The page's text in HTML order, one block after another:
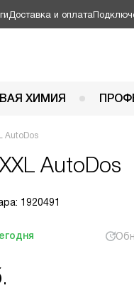
Доставка и оплата
ХИМИЯ
AutoDos
AutoDos
1920491